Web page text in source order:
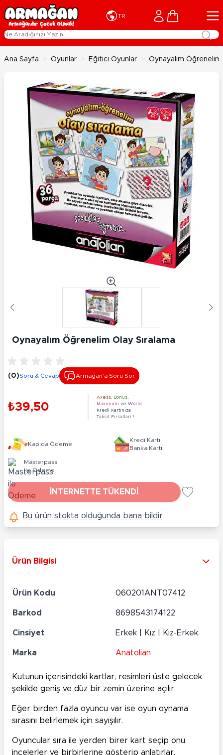
İçeriğe geç
TR Cart
Ana Sayfa > Oyunlar > Eğitici Oyunlar > Oynayalım Öğrenelim
Oynayalım Öğrenelim Olay Sıralama
(0)Soru & Cevap Armağan’a Soru Sor
₺39,50
Axess Bonus
Maximum ve World
Kredi Kartınıza
Taksit Fırsatları !
Kapıda Ödeme
Kredi Kartı
Banka Kartı
Masterpass
ile Ödeme
İNTERNETTE TÜKENDİ
Bu ürün stokta olduğunda bana bildir
Ürün Bilgisi
Ürün Kodu 060201ANT07412
Barkod 8698543174122
Cinsiyet Erkek | Kız | Kız-Erkek
Marka Anatolian
Kutunun içerisindeki kartlar, resimleri üste gelecek
şekilde geniş ve düz bir zemin üzerine açılır.
Eğer birden fazla oyuncu var ise oyun oynama
sırasını belirlemek için sayışılır.
Oyuncular sıra ile yerden birer kart seçip onu
incelerler ve birbirlerine gösterip anlatırlar.